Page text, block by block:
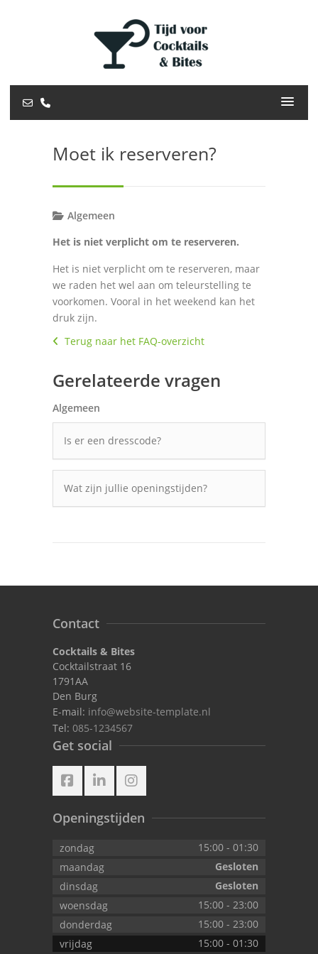
Moet ik reserveren?
Algemeen
Het is niet verplicht om te reserveren.
Het is niet verplicht om te reserveren, maar
we raden het wel aan om teleurstelling te
voorkomen. Vooral in het weekend kan het
druk zijn.
Terug naar het FAQ-overzicht
Gerelateerde vragen
Algemeen
Is er een dresscode?
Wat zijn jullie openingstijden?
Contact
Cocktails & Bites
Cocktailstraat 16
1791AA
Den Burg
E-mail: info@website-template.nl
Tel: 085-1234567
Get social
Openingstijden
zondag 15:00 - 01:30
maandag
Gesloten
dinsdag
Gesloten
woensdag
15:00 - 23:00
donderdag
15:00 - 23:00
vrijdag
15:00 - 01:30